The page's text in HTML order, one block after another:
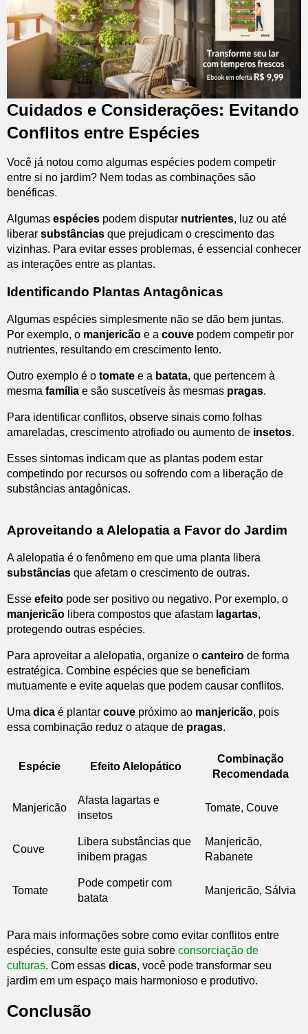
Cuidados e Considerações: Evitando
Conflitos entre Espécies
Você já notou como algumas espécies podem competir
entre si no jardim? Nem todas as combinações são
benéficas.
Algumas espécies podem disputar nutrientes, luz ou até
liberar substâncias que prejudicam o crescimento das
vizinhas. Para evitar esses problemas, é essencial conhecer
as interações entre as plantas.
Identificando Plantas Antagônicas
Algumas espécies simplesmente não se dão bem juntas.
Por exemplo, o manjericão e a couve podem competir por
nutrientes, resultando em crescimento lento.
Outro exemplo é o tomate e a batata, que pertencem à
mesma família e são suscetíveis às mesmas pragas.
Para identificar conflitos, observe sinais como folhas
amareladas, crescimento atrofiado ou aumento de insetos.
Esses sintomas indicam que as plantas podem estar
competindo por recursos ou sofrendo com a liberação de
substâncias antagônicas.
Aproveitando a Alelopatia a Favor do Jardim
A alelopatia é o fenômeno em que uma planta libera
substâncias que afetam o crescimento de outras.
Esse efeito pode ser positivo ou negativo. Por exemplo, o
manjericão libera compostos que afastam lagartas,
protegendo outras espécies.
Para aproveitar a alelopatia, organize o canteiro de forma
estratégica. Combine espécies que se beneficiam
mutuamente e evite aquelas que podem causar conflitos.
Uma dica é plantar couve próximo ao manjericão, pois
essa combinação reduz o ataque de pragas.
Espécie Efeito Alelopático
Combinação
Recomendada
Manjericão
Afasta lagartas e
insetos
Tomate, Couve
Couve
Libera substâncias que
inibem pragas
Manjericão,
Rabanete
Tomate
Pode competir com
batata
Manjericão, Sálvia
Para mais informações sobre como evitar conflitos entre
espécies, consulte este guia sobre consorciação de
culturas. Com essas dicas, você pode transformar seu
jardim em um espaço mais harmonioso e produtivo.
Conclusão